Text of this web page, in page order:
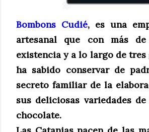
Bombons Cudié, es una
artesanal que con más
existencia y a lo largo de tres
ha sabido conservar de
secreto familiar de la
sus deliciosas variedades de
chocolate.